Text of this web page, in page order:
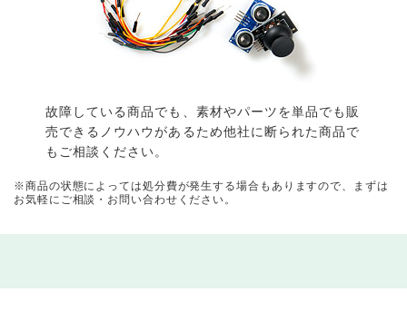
故障している商品でも、素材やパーツを単品でも販
売できるノウハウがあるため他社に断られた商品で
もご相談ください。
※商品の状態によっては処分費が発生する場合もありますので、まずは
お気軽にご相談・お問い合わせください。